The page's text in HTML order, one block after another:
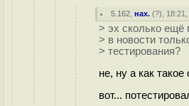
5.162 ,нах. (?),
> эх сколько ещё
> в новости
> тестирования?
не, ну а как
вот...